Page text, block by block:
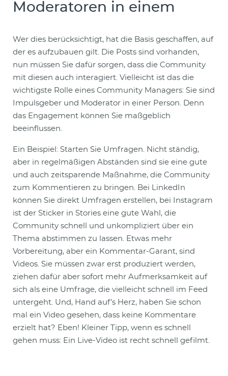
Moderatoren in einem
Wer dies berücksichtigt, hat die Basis geschaffen, auf
der es aufzubauen gilt. Die Posts sind vorhanden,
nun müssen Sie dafür sorgen, dass die Community
mit diesen auch interagiert. Vielleicht ist das die
wichtigste Rolle eines Community Managers: Sie sind
Impulsgeber und Moderator in einer Person. Denn
das Engagement können Sie maßgeblich
beeinflussen.
Ein Beispiel: Starten Sie Umfragen. Nicht ständig,
aber in regelmäßigen Abständen sind sie eine gute
und auch zeitsparende Maßnahme, die Community
zum Kommentieren zu bringen. Bei LinkedIn
können Sie direkt Umfragen erstellen, bei Instagram
ist der Sticker in Stories eine gute Wahl, die
Community schnell und unkompliziert über ein
Thema abstimmen zu lassen. Etwas mehr
Vorbereitung, aber ein Kommentar-Garant, sind
Videos. Sie müssen zwar erst produziert werden,
ziehen dafür aber sofort mehr Aufmerksamkeit auf
sich als eine Umfrage, die vielleicht schnell im Feed
untergeht. Und, Hand auf’s Herz, haben Sie schon
mal ein Video gesehen, dass keine Kommentare
erzielt hat? Eben! Kleiner Tipp, wenn es schnell
gehen muss: Ein Live-Video ist recht schnell gefilmt.